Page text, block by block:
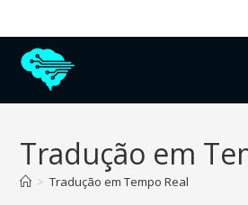
Tradução em
> Tradução em Tempo Real